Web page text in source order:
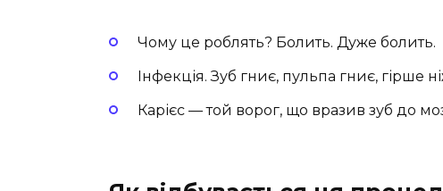
Чому це роблять? Болить. Дуже болить.
Інфекція. Зуб гниє, пульпа гниє, гірше
Карієс — той ворог, що вразив зуб до